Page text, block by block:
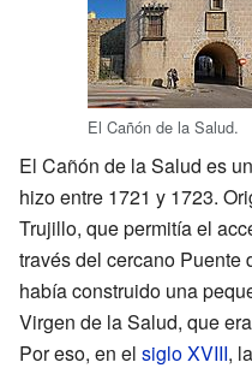
El Cañón de la Salud.
El Cañón de la Salud es
hizo entre 1721 y 1723.
Trujillo, que permitía el
través del cercano Puente
había construido una
Virgen de la Salud, que
Por eso, en el siglo XVIII,